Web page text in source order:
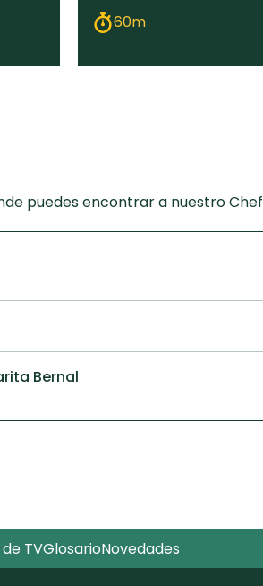
60m
puedes encontrar a nuestro Chef
Bernal
TVGlosarioNovedades